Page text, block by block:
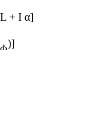
+ I α]
ሐ)]